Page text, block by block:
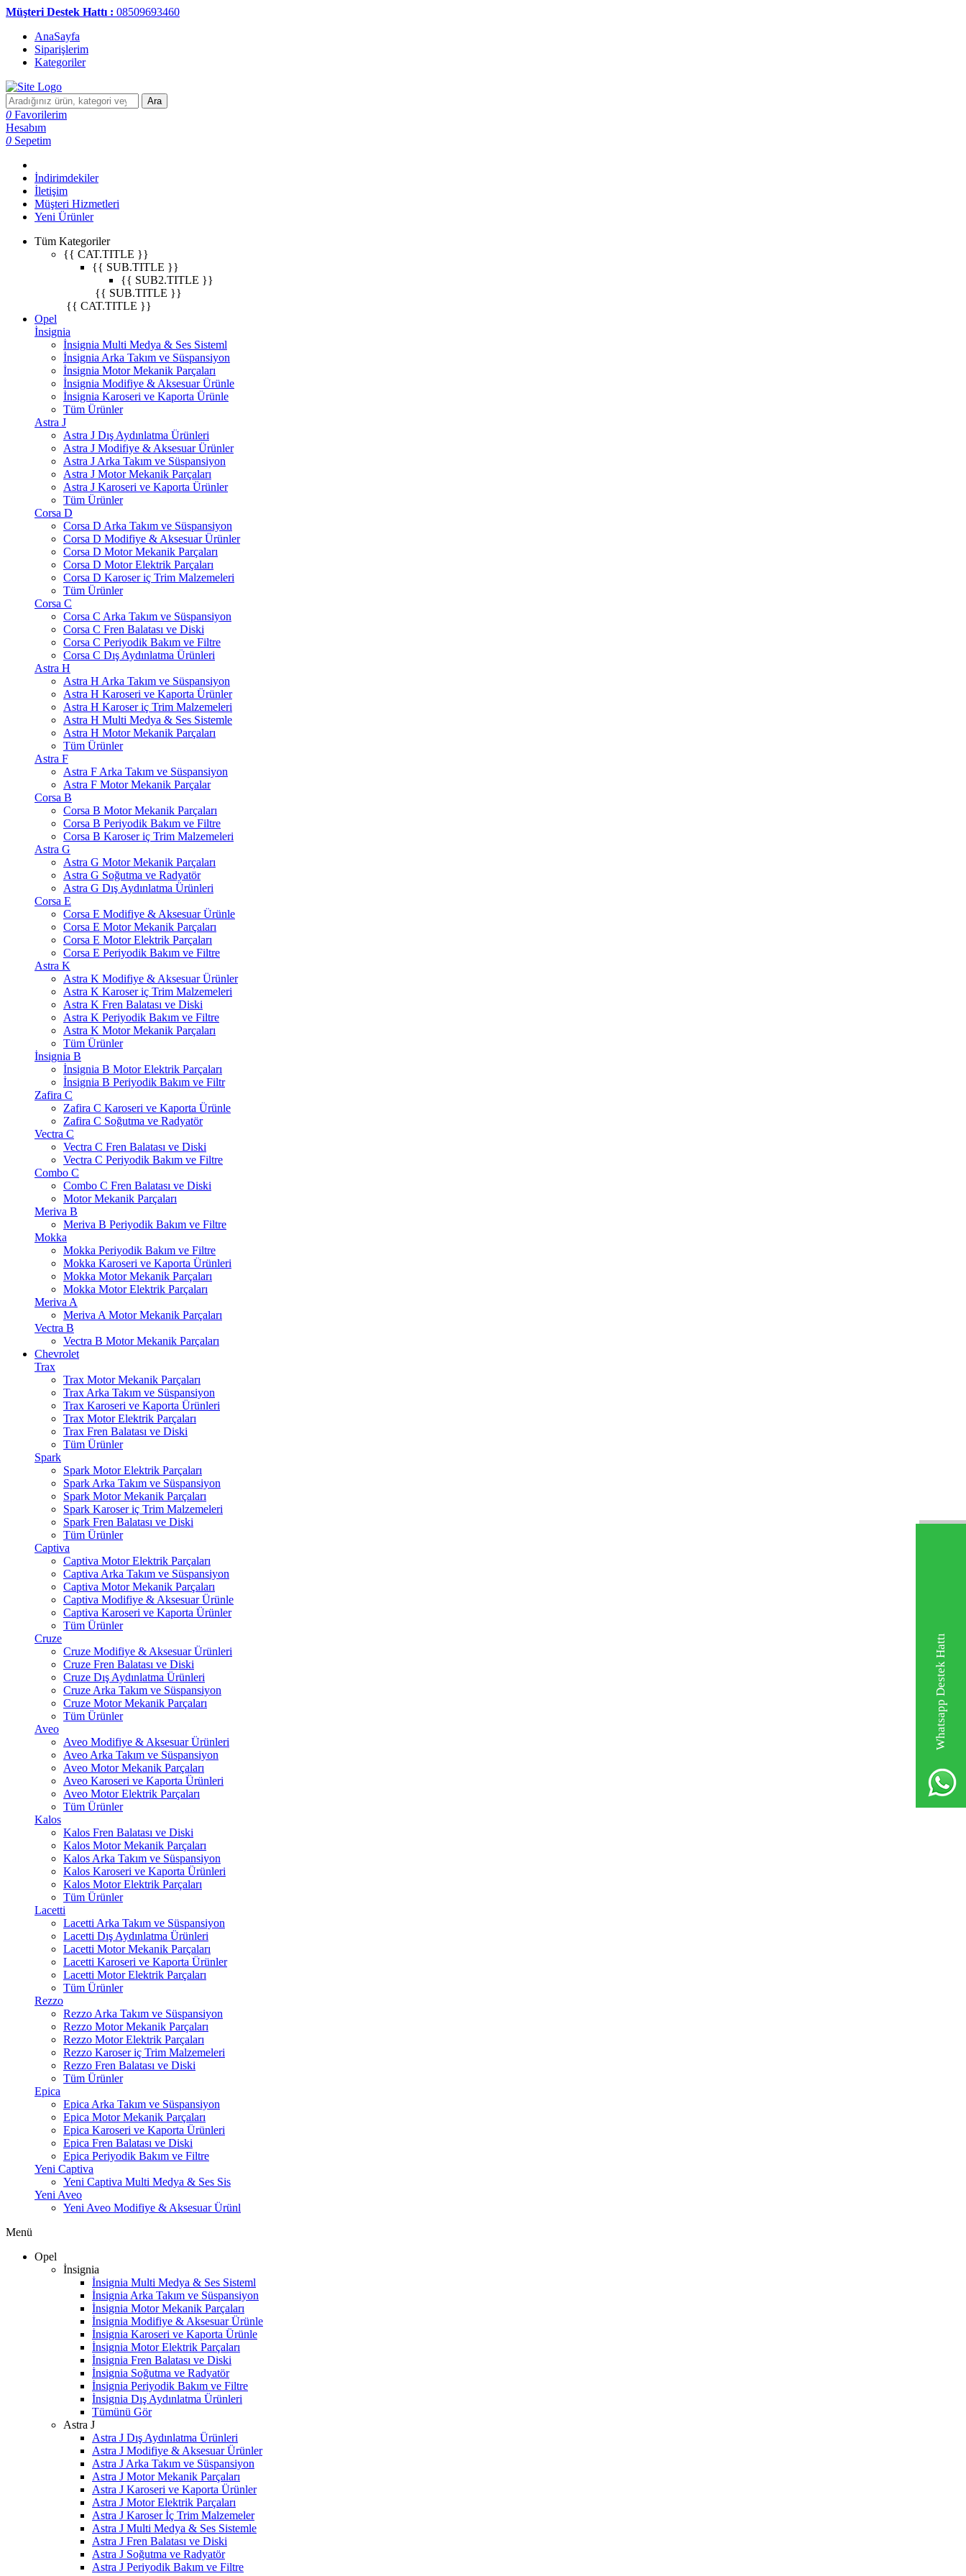
Whatsapp Destek Hattı
Müşteri Destek Hattı : 08509693460
AnaSayfa
Siparişlerim
Kategoriler
Ara
0 Favorilerim
Hesabım
0 Sepetim
İndirimdekiler
İletişim
Müşteri Hizmetleri
Yeni Ürünler
Tüm Kategoriler
{{ CAT.TITLE }}
{{ SUB.TITLE }}
{{ SUB2.TITLE }}
{{ SUB.TITLE }}
{{ CAT.TITLE }}
Opel
İnsignia
İnsignia Multi Medya & Ses Sisteml
İnsignia Arka Takım ve Süspansiyon
İnsignia Motor Mekanik Parçaları
İnsignia Modifiye & Aksesuar Ürünle
İnsignia Karoseri ve Kaporta Ürünle
Tüm Ürünler
Astra J
Astra J Dış Aydınlatma Ürünleri
Astra J Modifiye & Aksesuar Ürünler
Astra J Arka Takım ve Süspansiyon
Astra J Motor Mekanik Parçaları
Astra J Karoseri ve Kaporta Ürünler
Tüm Ürünler
Corsa D
Corsa D Arka Takım ve Süspansiyon
Corsa D Modifiye & Aksesuar Ürünler
Corsa D Motor Mekanik Parçaları
Corsa D Motor Elektrik Parçaları
Corsa D Karoser iç Trim Malzemeleri
Tüm Ürünler
Corsa C
Corsa C Arka Takım ve Süspansiyon
Corsa C Fren Balatası ve Diski
Corsa C Periyodik Bakım ve Filtre
Corsa C Dış Aydınlatma Ürünleri
Astra H
Astra H Arka Takım ve Süspansiyon
Astra H Karoseri ve Kaporta Ürünler
Astra H Karoser iç Trim Malzemeleri
Astra H Multi Medya & Ses Sistemle
Astra H Motor Mekanik Parçaları
Tüm Ürünler
Astra F
Astra F Arka Takım ve Süspansiyon
Astra F Motor Mekanik Parçalar
Corsa B
Corsa B Motor Mekanik Parçaları
Corsa B Periyodik Bakım ve Filtre
Corsa B Karoser iç Trim Malzemeleri
Astra G
Astra G Motor Mekanik Parçaları
Astra G Soğutma ve Radyatör
Astra G Dış Aydınlatma Ürünleri
Corsa E
Corsa E Modifiye & Aksesuar Ürünle
Corsa E Motor Mekanik Parçaları
Corsa E Motor Elektrik Parçaları
Corsa E Periyodik Bakım ve Filtre
Astra K
Astra K Modifiye & Aksesuar Ürünler
Astra K Karoser iç Trim Malzemeleri
Astra K Fren Balatası ve Diski
Astra K Periyodik Bakım ve Filtre
Astra K Motor Mekanik Parçaları
Tüm Ürünler
İnsignia B
İnsignia B Motor Elektrik Parçaları
İnsignia B Periyodik Bakım ve Filtr
Zafira C
Zafira C Karoseri ve Kaporta Ürünle
Zafira C Soğutma ve Radyatör
Vectra C
Vectra C Fren Balatası ve Diski
Vectra C Periyodik Bakım ve Filtre
Combo C
Combo C Fren Balatası ve Diski
Motor Mekanik Parçaları
Meriva B
Meriva B Periyodik Bakım ve Filtre
Mokka
Mokka Periyodik Bakım ve Filtre
Mokka Karoseri ve Kaporta Ürünleri
Mokka Motor Mekanik Parçaları
Mokka Motor Elektrik Parçaları
Meriva A
Meriva A Motor Mekanik Parçaları
Vectra B
Vectra B Motor Mekanik Parçaları
Chevrolet
Trax
Trax Motor Mekanik Parçaları
Trax Arka Takım ve Süspansiyon
Trax Karoseri ve Kaporta Ürünleri
Trax Motor Elektrik Parçaları
Trax Fren Balatası ve Diski
Tüm Ürünler
Spark
Spark Motor Elektrik Parçaları
Spark Arka Takım ve Süspansiyon
Spark Motor Mekanik Parçaları
Spark Karoser iç Trim Malzemeleri
Spark Fren Balatası ve Diski
Tüm Ürünler
Captiva
Captiva Motor Elektrik Parçaları
Captiva Arka Takım ve Süspansiyon
Captiva Motor Mekanik Parçaları
Captiva Modifiye & Aksesuar Ürünle
Captiva Karoseri ve Kaporta Ürünler
Tüm Ürünler
Cruze
Cruze Modifiye & Aksesuar Ürünleri
Cruze Fren Balatası ve Diski
Cruze Dış Aydınlatma Ürünleri
Cruze Arka Takım ve Süspansiyon
Cruze Motor Mekanik Parçaları
Tüm Ürünler
Aveo
Aveo Modifiye & Aksesuar Ürünleri
Aveo Arka Takım ve Süspansiyon
Aveo Motor Mekanik Parçaları
Aveo Karoseri ve Kaporta Ürünleri
Aveo Motor Elektrik Parçaları
Tüm Ürünler
Kalos
Kalos Fren Balatası ve Diski
Kalos Motor Mekanik Parçaları
Kalos Arka Takım ve Süspansiyon
Kalos Karoseri ve Kaporta Ürünleri
Kalos Motor Elektrik Parçaları
Tüm Ürünler
Lacetti
Lacetti Arka Takım ve Süspansiyon
Lacetti Dış Aydınlatma Ürünleri
Lacetti Motor Mekanik Parçaları
Lacetti Karoseri ve Kaporta Ürünler
Lacetti Motor Elektrik Parçaları
Tüm Ürünler
Rezzo
Rezzo Arka Takım ve Süspansiyon
Rezzo Motor Mekanik Parçaları
Rezzo Motor Elektrik Parçaları
Rezzo Karoser iç Trim Malzemeleri
Rezzo Fren Balatası ve Diski
Tüm Ürünler
Epica
Epica Arka Takım ve Süspansiyon
Epica Motor Mekanik Parçaları
Epica Karoseri ve Kaporta Ürünleri
Epica Fren Balatası ve Diski
Epica Periyodik Bakım ve Filtre
Yeni Captiva
Yeni Captiva Multi Medya & Ses Sis
Yeni Aveo
Yeni Aveo Modifiye & Aksesuar Ürünl
Menü
Opel
İnsignia
İnsignia Multi Medya & Ses Sisteml
İnsignia Arka Takım ve Süspansiyon
İnsignia Motor Mekanik Parçaları
İnsignia Modifiye & Aksesuar Ürünle
İnsignia Karoseri ve Kaporta Ürünle
İnsignia Motor Elektrik Parçaları
İnsignia Fren Balatası ve Diski
İnsignia Soğutma ve Radyatör
İnsignia Periyodik Bakım ve Filtre
İnsignia Dış Aydınlatma Ürünleri
Tümünü Gör
Astra J
Astra J Dış Aydınlatma Ürünleri
Astra J Modifiye & Aksesuar Ürünler
Astra J Arka Takım ve Süspansiyon
Astra J Motor Mekanik Parçaları
Astra J Karoseri ve Kaporta Ürünler
Astra J Motor Elektrik Parçaları
Astra J Karoser İç Trim Malzemeler
Astra J Multi Medya & Ses Sistemle
Astra J Fren Balatası ve Diski
Astra J Soğutma ve Radyatör
Astra J Periyodik Bakım ve Filtre